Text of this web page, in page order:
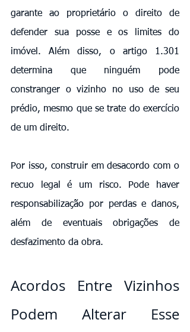
garante ao proprietário o direito de
defender sua posse e os limites do
imóvel. Além disso, o artigo 1.301
determina que ninguém pode
constranger o vizinho no uso de seu
prédio, mesmo que se trate do exercício
de um direito.
Por isso, construir em desacordo com o
recuo legal é um risco. Pode haver
responsabilização por perdas e danos,
além de eventuais obrigações de
desfazimento da obra.
Acordos Entre Vizinhos
Podem Alterar Esse